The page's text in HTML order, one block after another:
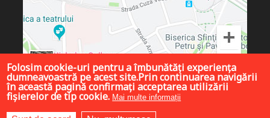
Folosim cookie-uri pentru a îmbunătăți experiența
dumneavoastră pe acest site.Prin continuarea navigării
în această pagină confirmați acceptarea utilizării
fișierelor de tip cookie. Mai multe informații